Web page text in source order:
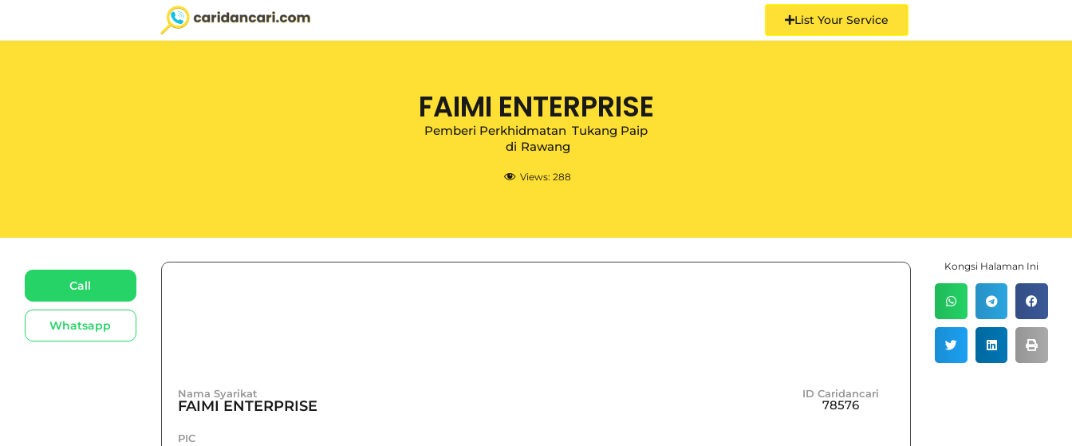
List Your Service
FAIMI ENTERPRISE
Pemberi Perkhidmatan Tukang Paip
di Rawang
Views: 288
Call
Whatsapp
Nama Syarikat
FAIMI ENTERPRISE
ID Caridancari
78576
PIC
Kongsi Halaman Ini